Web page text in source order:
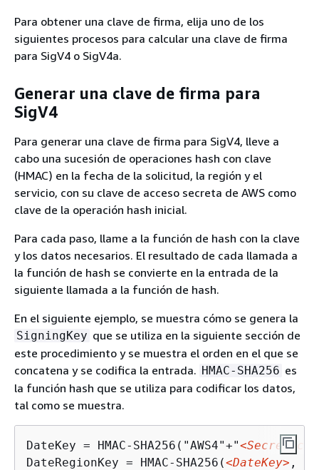
Para obtener una clave de firma, elija uno de los
siguientes procesos para calcular una clave de firma
para SigV4 o SigV4a.
Generar una clave de firma para
SigV4
Para generar una clave de firma para SigV4, lleve a
cabo una sucesión de operaciones hash con clave
(HMAC) en la fecha de la solicitud, la región y el
servicio, con su clave de acceso secreta de AWS como
clave de la operación hash inicial.
Para cada paso, llame a la función de hash con la clave
y los datos necesarios. El resultado de cada llamada a
la función de hash se convierte en la entrada de la
siguiente llamada a la función de hash.
En el siguiente ejemplo, se muestra cómo se genera la
SigningKey que se utiliza en la siguiente sección de
este procedimiento y se muestra el orden en el que se
concatena y se codifica la entrada. HMAC-SHA256 es
la función hash que se utiliza para codificar los datos,
tal como se muestra.
DateKey = HMAC-SHA256("AWS4"+"
DateRegionKey = HMAC-SHA256(<DateKey> , "